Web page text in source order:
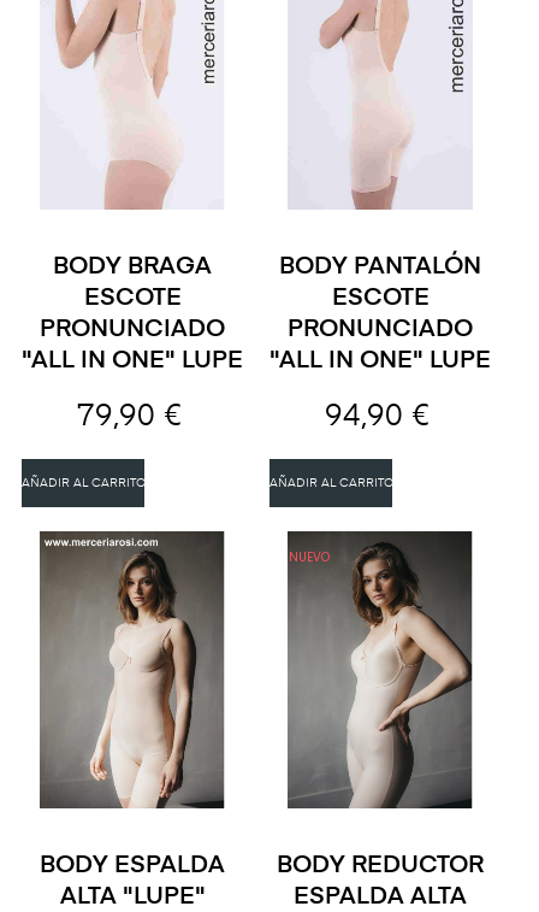
BODY BRAGA
ESCOTE
PRONUNCIADO
"ALL IN ONE" LUPE
79,90 €
AÑADIR AL CARRITO
BODY PANTALÓN
ESCOTE
PRONUNCIADO
"ALL IN ONE" LUPE
94,90 €
AÑADIR AL CARRITO
BODY ESPALDA
ALTA "LUPE"
NUEVO
BODY REDUCTOR
ESPALDA ALTA